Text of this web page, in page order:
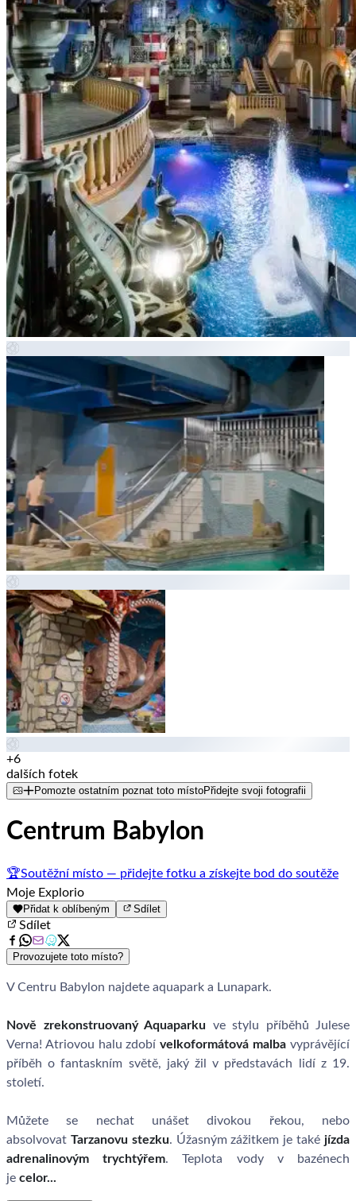
+6
dalších fotek
Pomozte ostatním poznat toto místoPřidejte svoji fotografii
Centrum Babylon
🏆Soutěžní místo — přidejte fotku a získejte bod do soutěže
Moje Explorio
Přidat k oblíbeným Sdílet
Sdílet
Provozujete toto místo?
V Centru Babylon najdete aquapark a Lunapark.
Nově zrekonstruovaný Aquaparku ve stylu příběhů Julese
Verna! Atriovou halu zdobívelkoformátová malba vyprávějící
příběh o fantaskním světě, jaký žil v představách lidí z 19.
století.
Můžete se nechat unášet divokou řekou, nebo
absolvovat Tarzanovu stezku. Úžasným zážitkem je takéjízda
adrenalinovým trychtýřem. Teplota vody v bazénech
je celor...